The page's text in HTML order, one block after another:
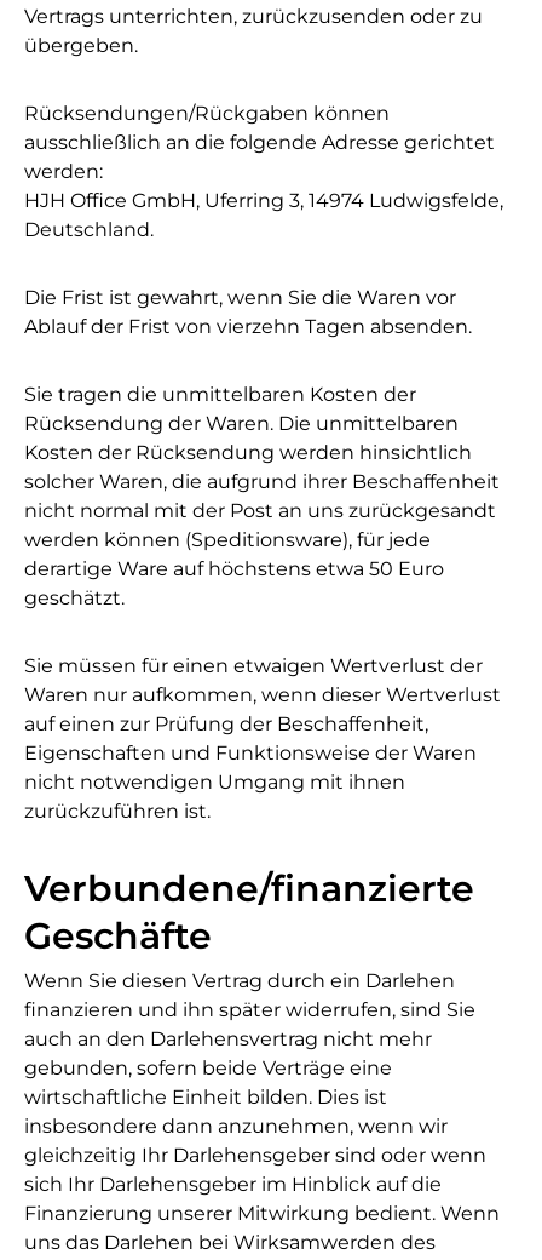
Vertrags unterrichten, zurückzusenden oder zu
übergeben.
Rücksendungen/Rückgaben können
ausschließlich an die folgende Adresse gerichtet
werden:
HJH Office GmbH, Uferring 3, 14974 Ludwigsfelde,
Deutschland.
Die Frist ist gewahrt, wenn Sie die Waren vor
Ablauf der Frist von vierzehn Tagen absenden.
Sie tragen die unmittelbaren Kosten der
Rücksendung der Waren. Die unmittelbaren
Kosten der Rücksendung werden hinsichtlich
solcher Waren, die aufgrund ihrer Beschaffenheit
nicht normal mit der Post an uns zurückgesandt
werden können (Speditionsware), für jede
derartige Ware auf höchstens etwa 50 Euro
geschätzt.
Sie müssen für einen etwaigen Wertverlust der
Waren nur aufkommen, wenn dieser Wertverlust
auf einen zur Prüfung der Beschaffenheit,
Eigenschaften und Funktionsweise der Waren
nicht notwendigen Umgang mit ihnen
zurückzuführen ist.
Verbundene/finanzierte
Geschäfte
Wenn Sie diesen Vertrag durch ein Darlehen
finanzieren und ihn später widerrufen, sind Sie
auch an den Darlehensvertrag nicht mehr
gebunden, sofern beide Verträge eine
wirtschaftliche Einheit bilden. Dies ist
insbesondere dann anzunehmen, wenn wir
gleichzeitig Ihr Darlehensgeber sind oder wenn
sich Ihr Darlehensgeber im Hinblick auf die
Finanzierung unserer Mitwirkung bedient. Wenn
uns das Darlehen bei Wirksamwerden des